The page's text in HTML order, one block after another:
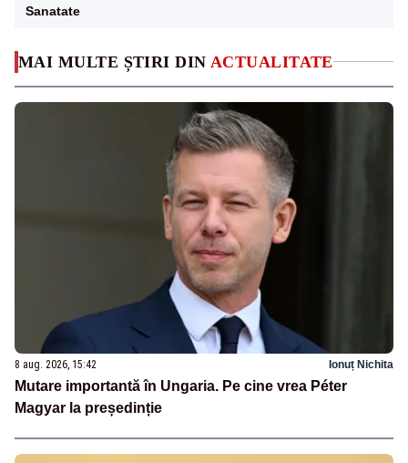
MAI MULTE ȘTIRI DIN ACTUALITATE
8 aug. 2026, 15:42 Ionuț Nichita
Mutare importantă în Ungaria. Pe cine vrea Péter
Magyar la președinție
Sanatate